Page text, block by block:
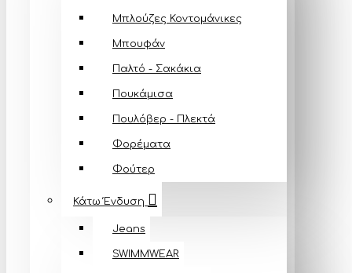
Μπλούζες Κοντομάνικες
Μπουφάν
Παλτό - Σακάκια
Πουκάμισα
Πουλόβερ - Πλεκτά
Φορέματα
Φούτερ
Κάτω Ένδυση
Jeans
SWIMMWEAR